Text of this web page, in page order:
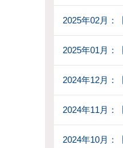
2025年02月：
2025年01月：
2024年12月：
2024年11月：
2024年10月：